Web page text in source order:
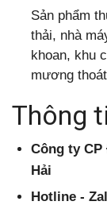
Sản phẩm
thải, nhà
khoan, khu
mương
Thông
Công ty
Hải
Hotline -